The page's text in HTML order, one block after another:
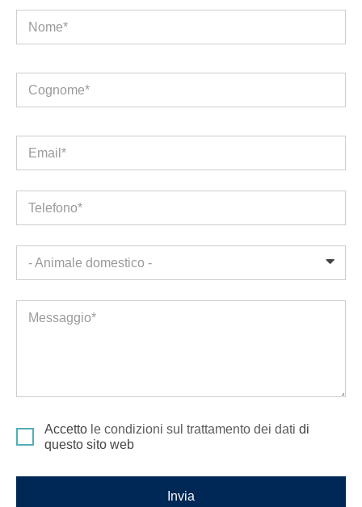
Nome*
Cognome*
Email*
Telefono*
- Animale domestico -
Messaggio*
Accetto le condizioni sul trattamento dei dati di
questo sito web
Invia